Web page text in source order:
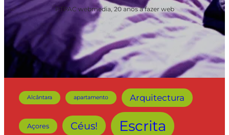
PTPAC webmedia, 20 anos a fazer web
Alcântara apartamento Arquitectura
Açores Céus! Escrita